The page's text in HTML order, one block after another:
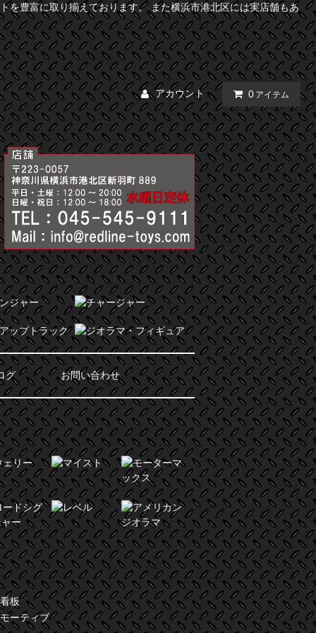
を豊富に取り揃えております。 また横浜市港北区には実店舗もあ
アカウント 0 アイテム
グ お問い合わせ